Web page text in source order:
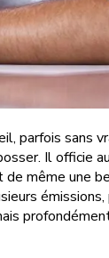
parfois sans
Il officie
même une